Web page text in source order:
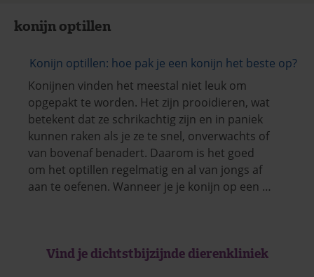
konijn optillen
Konijn optillen: hoe pak je een konijn het beste op?
Konijnen vinden het meestal niet leuk om
opgepakt te worden. Het zijn prooidieren, wat
betekent dat ze schrikachtig zijn en in paniek
kunnen raken als je ze te snel, onverwachts of
van bovenaf benadert. Daarom is het goed
om het optillen regelmatig en al van jongs af
aan te oefenen. Wanneer je je konijn op een …
Vind je dichtstbijzijnde dierenkliniek